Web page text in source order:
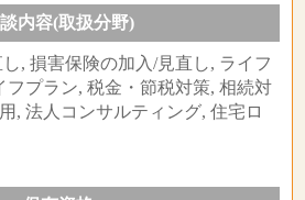
内容(取扱分野)
, 損害保険の加入/見直し, ライフ
フプラン, 税金・節税対策, 相続対
, 法人コンサルティング, 住宅ロ